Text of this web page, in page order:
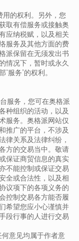
用的权利。另外，您
取有偿服务或接触奥
应纳税赋，以及相关
服务及其他方面的费
派保留在无须发出书
情况下，暂时或永久
服务”的权利。
服务，您可在奥格派
种组织的活动，以及
服务。奥格派网站仅
推广的平台，不涉及
律关系及法律纠纷，
方的交易当中。敬请
保证商贸信息的真实
不能控制或保证交易
全或合法性，以及相
议项下的各项义务的
控制交易各方能否履
希望您应小心谨慎并
段行事的人进行交易
意见均属于作者意